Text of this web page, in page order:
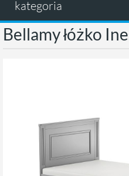
kategoria
Bellamy łóżko